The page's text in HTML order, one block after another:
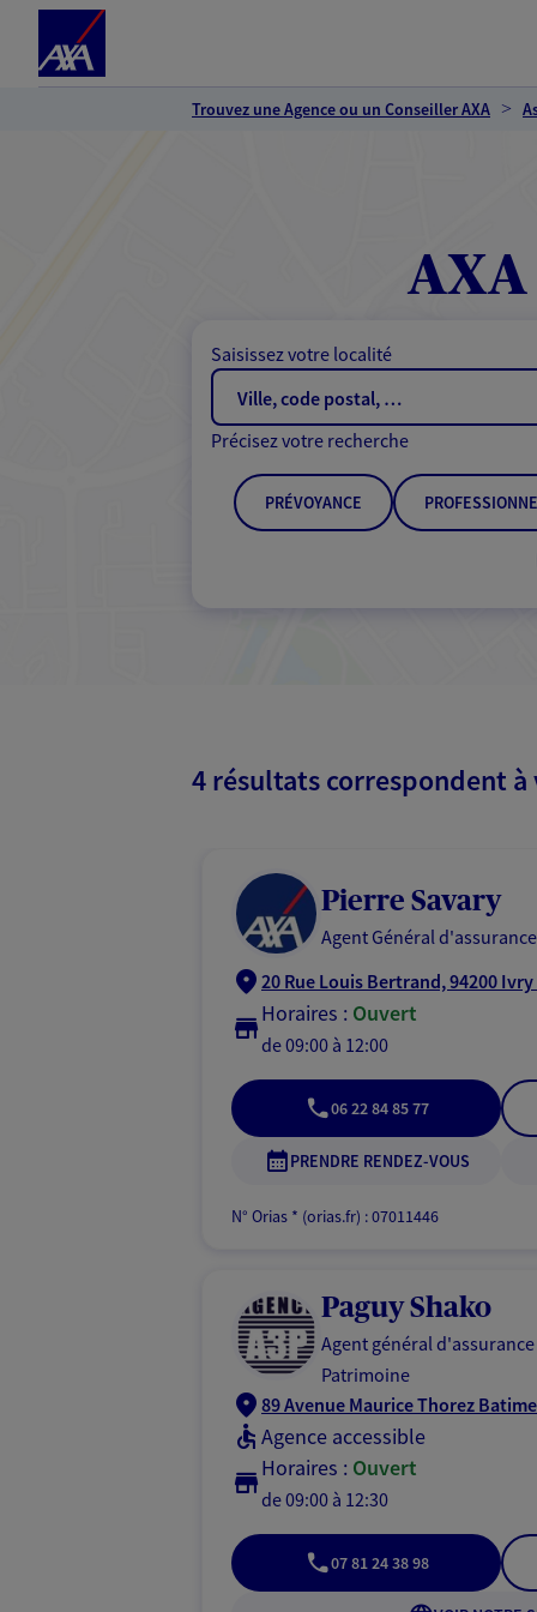
Trouvez une Agence ou un Conseiller AXA
Saisissez votre localité
Précisez votre recherche
PRÉVOYANCE
4 résultats correspondent
Pierre Savary
Agent Général
20 Rue Louis Bertrand, 94200
Horaires : Ouvert
de 09:00 à 12:00
06 22 84 85 77
PRENDRE RENDEZ-VOUS
N° Orias * (orias.fr) : 07011446
Paguy Shako
Agent général
Patrimoine
89 Avenue Maurice Thorez
Agence accessible
Horaires : Ouvert
de 09:00 à 12:30
07 81 24 38 98